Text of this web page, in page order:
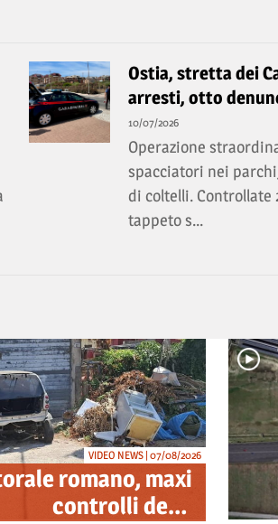
Ostia, stretta dei
arresti, otto
10/07/2026
Operazione
spacciatori nei
di coltelli. Controllate
tappeto s...
romano, maxi
controlli della
VIDEO NEWS | 07/08/2026